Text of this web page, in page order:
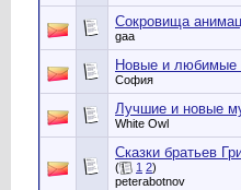
Сокровища
gaa
Новые и любимые
София
Лучшие и новые
White Owl
Сказки братьев
( 1 2)
peterabotnov